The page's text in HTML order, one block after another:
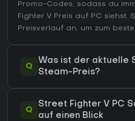
Promo-Codes, sodass du
Fighter V Preis auf PC siehst.
Preisverlauf an, um zum
Q
Was ist der aktuelle
Steam-Preis?
Q
Street Fighter V PC
auf einen Blick